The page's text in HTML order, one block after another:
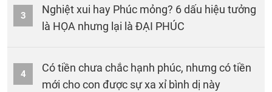
3
Nghiệt xui hay Phúc mỏng? 6 dấu hiệu tưởng
là HỌA nhưng lại là ĐẠI PHÚC
4
Có tiền chưa chắc hạnh phúc, nhưng có tiền
mới cho con được sự xa xỉ bình dị này